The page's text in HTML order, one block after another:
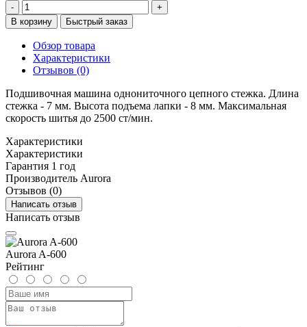
-
+
В корзину
Быстрый заказ
Обзор товара
Характеристики
Отзывов (0)
Подшивочная машина однониточного цепного стежка. Длина
стежка - 7 мм. Высота подъема лапки - 8 мм. Максимальная
скорость шитья до 2500 ст/мин.
Характеристики
Характеристики
Гарантия 1 год
Производитель Aurora
Отзывов (0)
Написать отзыв
Написать отзыв
Aurora A-600
Рейтинг